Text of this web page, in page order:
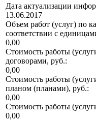
Дата актуализации
13.06.2017
Объем работ (услуг) по
соответствии с
0,00
Стоимость работы
договорами, руб.:
0,00
Стоимость работы
планом (планами), руб.:
0,00
Стоимость работы
0,00